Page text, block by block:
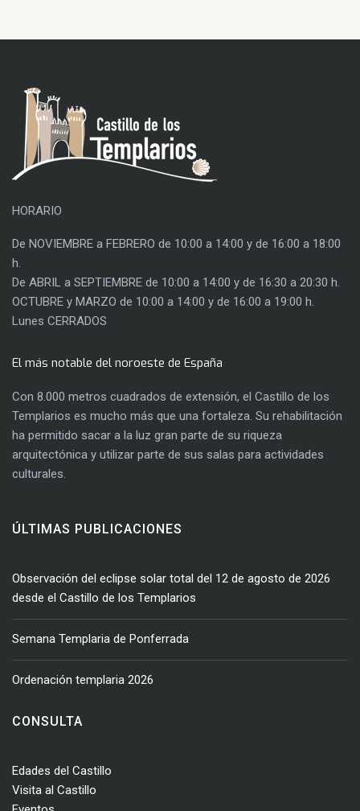
HORARIO
De NOVIEMBRE a FEBRERO de 10:00 a 14:00 y de 16:00 a 18:00
h.
De ABRIL a SEPTIEMBRE de 10:00 a 14:00 y de 16:30 a 20:30 h.
OCTUBRE y MARZO de 10:00 a 14:00 y de 16:00 a 19:00 h.
Lunes CERRADOS
El más notable del noroeste de España
Con 8.000 metros cuadrados de extensión, el Castillo de los
Templarios es mucho más que una fortaleza. Su rehabilitación
ha permitido sacar a la luz gran parte de su riqueza
arquitectónica y utilizar parte de sus salas para actividades
culturales.
ÚLTIMAS PUBLICACIONES
Observación del eclipse solar total del 12 de agosto de 2026
desde el Castillo de los Templarios
Semana Templaria de Ponferrada
Ordenación templaria 2026
CONSULTA
Edades del Castillo
Visita al Castillo